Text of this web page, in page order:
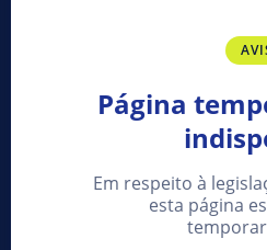
Página
Em respeito à
esta página